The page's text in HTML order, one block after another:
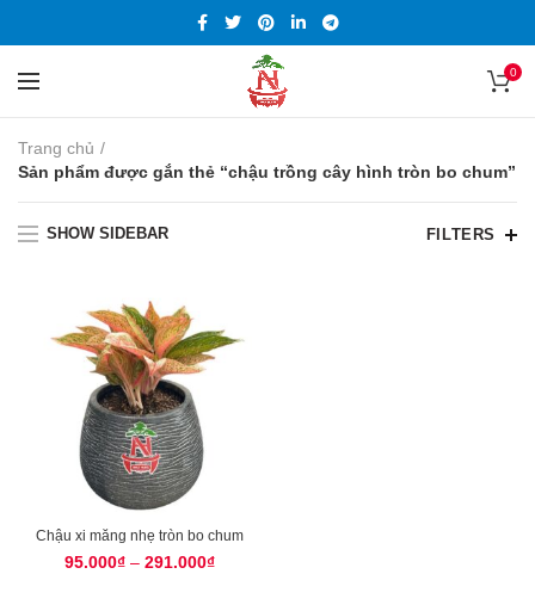
0
Trang chủ
Sản phẩm được gắn thẻ “chậu trồng cây hình tròn bo chum”
SHOW SIDEBAR FILTERS
Chậu xi măng nhẹ tròn bo chum
95.000₫ – 291.000₫